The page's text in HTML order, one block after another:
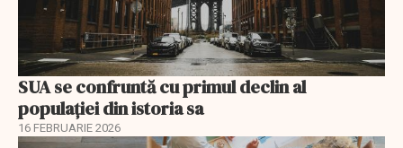
SUA se confruntă cu primul declin al
populației din istoria sa
16 FEBRUARIE 2026